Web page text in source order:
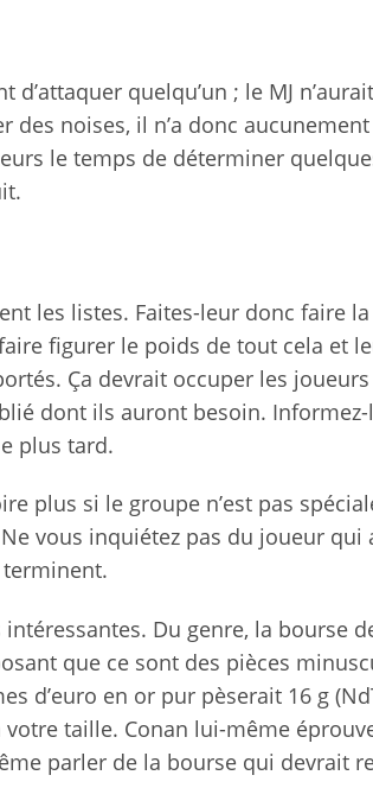
quelqu’un ; le MJ
noises, il n’a donc
le temps de déterminer
les listes. Faites-leur donc faire
figurer le poids de tout cela et
Ça devrait occuper les
dont ils auront besoin.
plus tard.
plus si le groupe n’est pas
vous inquiétez pas du joueur qui
Du genre, la bourse
que ce sont des pièces
d’euro en or pur pèserait 16 g
taille. Conan lui-même
parler de la bourse qui devrait